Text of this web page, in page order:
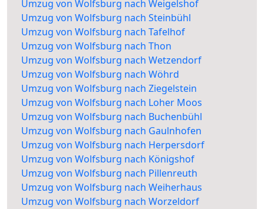
Umzug von Wolfsburg nach Weigelshof
Umzug von Wolfsburg nach Steinbühl
Umzug von Wolfsburg nach Tafelhof
Umzug von Wolfsburg nach Thon
Umzug von Wolfsburg nach Wetzendorf
Umzug von Wolfsburg nach Wöhrd
Umzug von Wolfsburg nach Ziegelstein
Umzug von Wolfsburg nach Loher Moos
Umzug von Wolfsburg nach Buchenbühl
Umzug von Wolfsburg nach Gaulnhofen
Umzug von Wolfsburg nach Herpersdorf
Umzug von Wolfsburg nach Königshof
Umzug von Wolfsburg nach Pillenreuth
Umzug von Wolfsburg nach Weiherhaus
Umzug von Wolfsburg nach Worzeldorf